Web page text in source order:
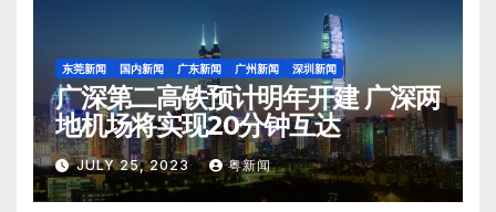
东莞新闻 国内新闻 广东新闻 广州新闻 深圳新闻
广深第二高铁预计明年开建 广深两
地机场将实现20分钟互达
JULY 25, 2023 粤新闻